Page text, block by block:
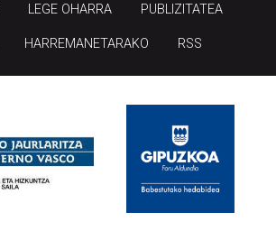
LEGE OHARRA PUBLIZITATEA
HARREMANETARAKO RSS